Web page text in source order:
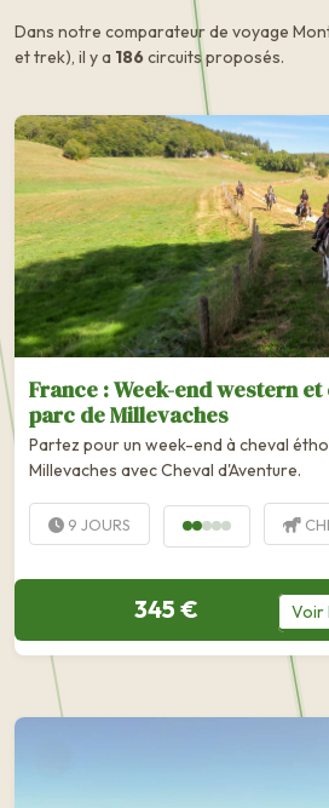
Dans notre comparateur de voyage
et trek), il y a 186circuits proposés.
France : Week-end western
parc de Millevaches
Partez pour un week-end à cheval
Millevaches avec Cheval d'Aventure.
9 JOURS
345 € Voir